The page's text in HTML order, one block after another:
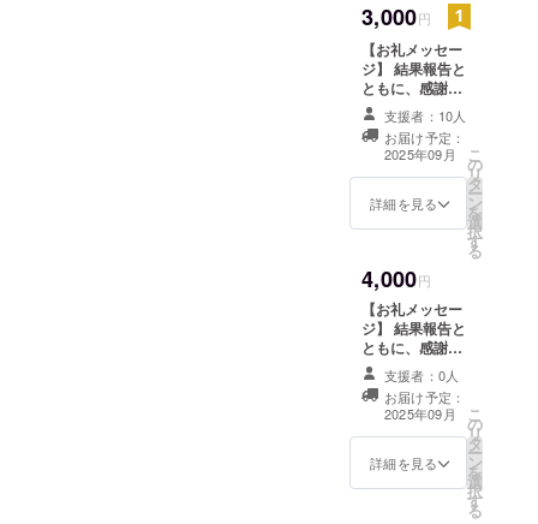
ターンは同じ内
容です。
3,000円
【お礼メッセー
ジ】 結果報告と
ともに、感謝の
気持ちを込めて
お礼のメッセー
ジをお送りしま
す。 1000円、
2000円、3000
円、4000円、
5000円、10000
ターンは同じ内
容です。
支援者：10人
お届け予定：
2025年09月
詳細を見る
こ
の
リ
タ
ー
ン
を
選
択
す
る
4,000円
【お礼メッセー
ジ】 結果報告と
ともに、感謝の
気持ちを込めて
お礼のメッセー
ジをお送りしま
す。 1000円、
2000円、3000
円、4000円、
5000円、10000
支援者：0人
お届け予定：
2025年09月
詳細を見る
こ
の
リ
タ
ー
ン
を
選
択
す
る